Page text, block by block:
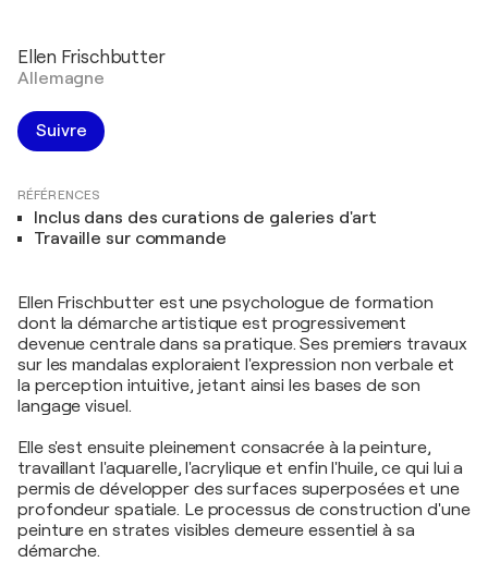
Ellen Frischbutter
Allemagne
Suivre
RÉFÉRENCES
Inclus dans des curations de galeries d'art
Travaille sur commande
Ellen Frischbutter est une psychologue de formation
dont la démarche artistique est progressivement
devenue centrale dans sa pratique. Ses premiers travaux
sur les mandalas exploraient l'expression non verbale et
la perception intuitive, jetant ainsi les bases de son
langage visuel.
Elle s'est ensuite pleinement consacrée à la peinture,
travaillant l'aquarelle, l'acrylique et enfin l'huile, ce qui lui a
permis de développer des surfaces superposées et une
profondeur spatiale. Le processus de construction d'une
peinture en strates visibles demeure essentiel à sa
démarche.